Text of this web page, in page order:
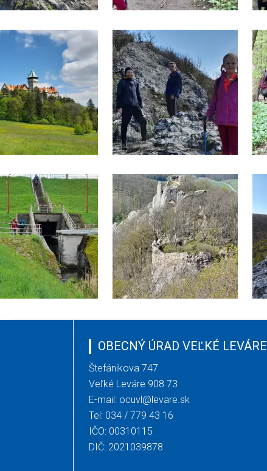
OBECNÝ ÚRAD VEĽKÉ LEVÁRE
Štefánikova 747
Veľké Leváre 908 73
E-mail: ocuvl@levare.sk
Tel: 034 / 779 43 16
IČO: 00310115
DIČ: 2021039878